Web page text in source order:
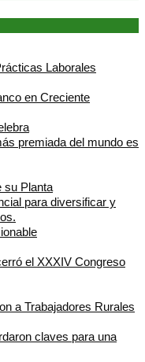
Laborales
en Creciente
premiada del mundo es
su Planta
para diversificar y
el XXXIV Congreso
a Trabajadores Rurales
claves para una